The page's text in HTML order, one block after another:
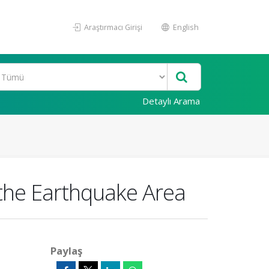
Araştırmacı Girişi English
Detaylı Arama
Earthquake Area
Paylaş